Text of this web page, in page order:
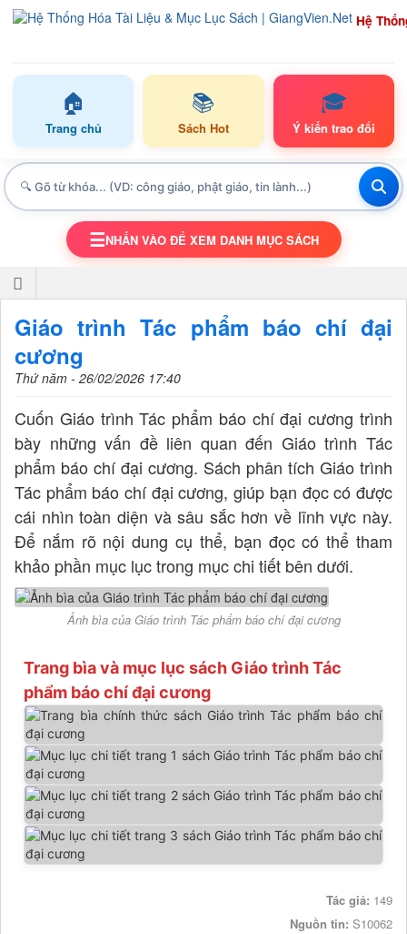
Hệ
🏠
Trang chủ
📚
Sách Hot
🎓
Ý kiến trao đổi
TOGGLE NAVIGATION
☰NHẤN VÀO ĐỂ XEM DANH MỤC SÁCH
Giáo trình Tác phẩm báo chí đại
cương
Thứ năm - 26/02/2026 17:40
Cuốn Giáo trình Tác phẩm báo chí đại cương trình
bày những vấn đề liên quan đến Giáo trình Tác
phẩm báo chí đại cương. Sách phân tích Giáo trình
Tác phẩm báo chí đại cương, giúp bạn đọc có được
cái nhìn toàn diện và sâu sắc hơn về lĩnh vực này.
Để nắm rõ nội dung cụ thể, bạn đọc có thể tham
khảo phần mục lục trong mục chi tiết bên dưới.
Ảnh bìa của Giáo trình Tác phẩm báo chí đại cương
Trang bìa và mục lục sách Giáo trình Tác
phẩm báo chí đại cương
Tác giả: 149
Nguồn tin: S10062